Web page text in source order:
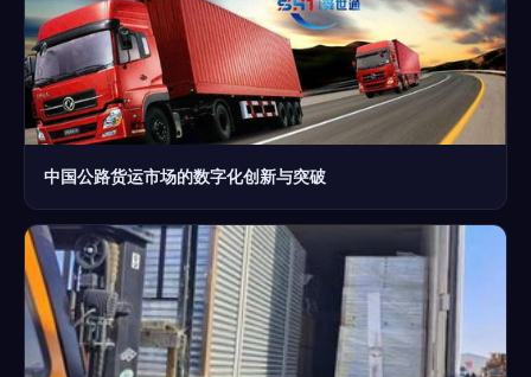
中国公路货运市场的数字化创新与突破